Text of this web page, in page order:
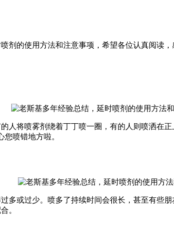
剂的使用方法和注意事项，希望各位认真阅读，
人将喷雾剂绕着丁丁喷一圈，有的人则喷洒
喷错地方啦。
多或过少。喷多了持续时间会很长，甚至有些
。